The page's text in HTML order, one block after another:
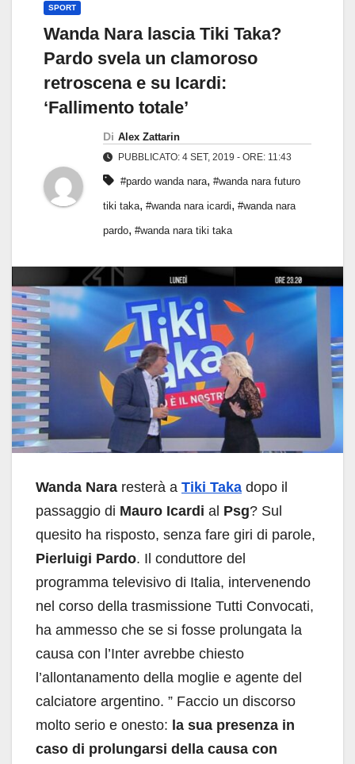
SPORT
Wanda Nara lascia Tiki Taka?
Pardo svela un clamoroso
retroscena e su Icardi:
‘Fallimento totale’
Di Alex Zattarin
PUBBLICATO: 4 SET, 2019 - ORE: 11:43
#pardo wanda nara, #wanda nara futuro
tiki taka, #wanda nara icardi, #wanda nara
pardo, #wanda nara tiki taka
Wanda Nara resterà a Tiki Taka dopo il
passaggio di Mauro Icardi al Psg? Sul
quesito ha risposto, senza fare giri di parole,
Pierluigi Pardo. Il conduttore del
programma televisivo di Italia, intervenendo
nel corso della trasmissione Tutti Convocati,
ha ammesso che se si fosse prolungata la
causa con l’Inter avrebbe chiesto
l’allontanamento della moglie e agente del
calciatore argentino. ” Faccio un discorso
molto serio e onesto: la sua presenza in
caso di prolungarsi della causa con